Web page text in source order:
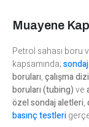
Muayene
Petrol sahası boru
kapsamında;
boruları,çalışma
boruları (tubing)ve
özel sondaj aletleri,
basınç testleri